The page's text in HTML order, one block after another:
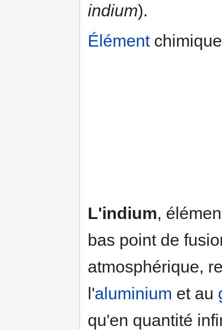
indium).
Élément
L'indium,
bas point de
atmosphérique,
l'aluminium et au
qu'en quantité